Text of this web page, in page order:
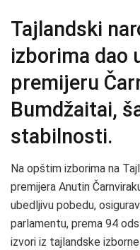
Tajlandski
izborima dao
premijeru
Bumdžaitai,
stabilnosti.
Na opštim izborima na
premijera Anutin
ubedljivu pobedu,
parlamentu, prema 94
izvori iz tajlandske